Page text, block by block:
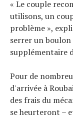
« Le couple
utilisons, un
problème »,
serrer un boulon
supplémentaire
Pour de
d'arrivée à
des frais du
se heurteront –